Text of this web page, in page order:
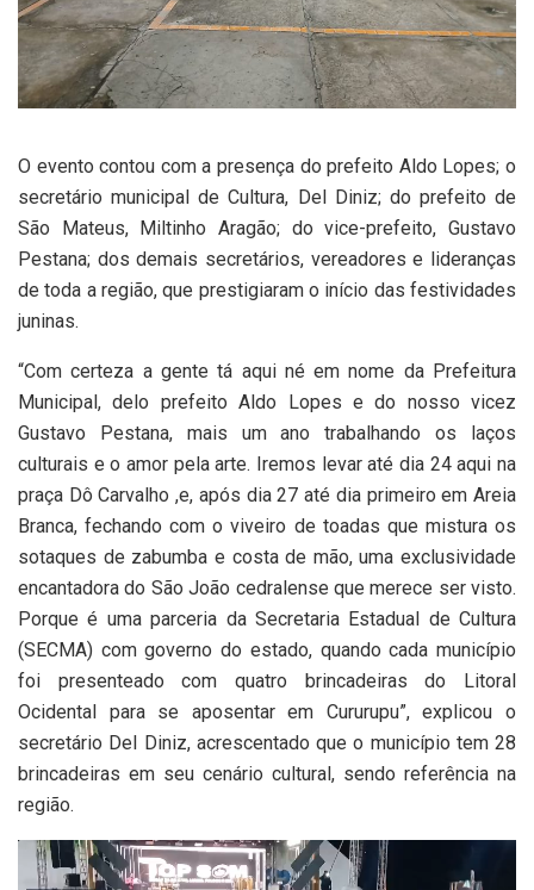
O evento contou com a presença do prefeito Aldo Lopes; o
secretário municipal de Cultura, Del Diniz; do prefeito de
São Mateus, Miltinho Aragão; do vice-prefeito, Gustavo
Pestana; dos demais secretários, vereadores e lideranças
de toda a região, que prestigiaram o início das festividades
juninas.
“Com certeza a gente tá aqui né em nome da Prefeitura
Municipal, delo prefeito Aldo Lopes e do nosso vicez
Gustavo Pestana, mais um ano trabalhando os laços
culturais e o amor pela arte. Iremos levar até dia 24 aqui na
praça Dô Carvalho ,e, após dia 27 até dia primeiro em Areia
Branca, fechando com o viveiro de toadas que mistura os
sotaques de zabumba e costa de mão, uma exclusividade
encantadora do São João cedralense que merece ser visto.
Porque é uma parceria da Secretaria Estadual de Cultura
(SECMA) com governo do estado, quando cada município
foi presenteado com quatro brincadeiras do Litoral
Ocidental para se aposentar em Cururupu”, explicou o
secretário Del Diniz, acrescentado que o município tem 28
brincadeiras em seu cenário cultural, sendo referência na
região.
Tocador
de